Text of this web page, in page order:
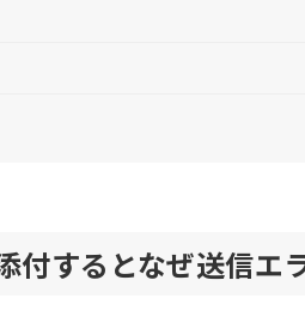
付するとなぜ送信エ